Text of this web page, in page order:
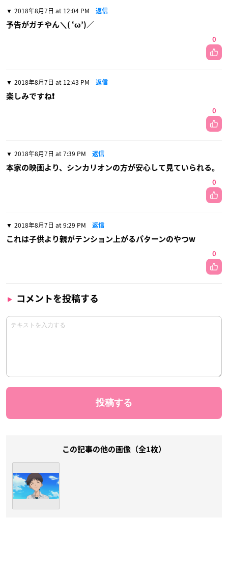
2018年8月7日 at 12:04 PM 返信
予告がガチやん＼( ‘ω’)／
0
2018年8月7日 at 12:43 PM 返信
楽しみですね❗
0
2018年8月7日 at 7:39 PM 返信
本家の映画より、シンカリオンの方が安心して見ていられる。
0
2018年8月7日 at 9:29 PM 返信
これは子供より親がテンション上がるパターンのやつw
0
コメントを投稿する
この記事の他の画像（全1枚）